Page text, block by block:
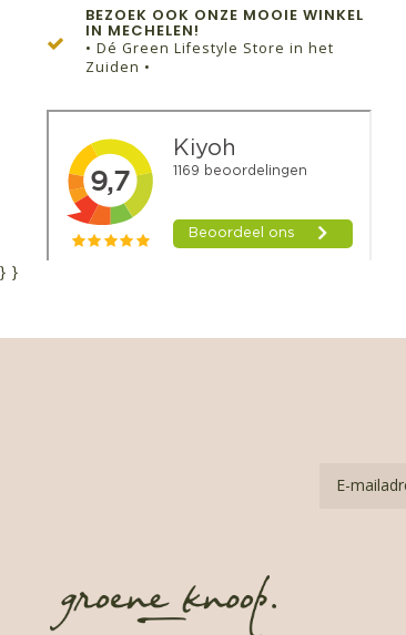
BEZOEK OOK ONZE MOOIE WINKEL
IN MECHELEN!
• Dé Green Lifestyle Store in het
Zuiden •
} }